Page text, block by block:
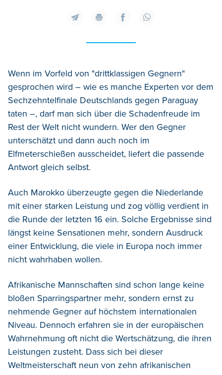
Wenn im Vorfeld von "drittklassigen Gegnern"
gesprochen wird – wie es manche Experten vor dem
Sechzehntelfinale Deutschlands gegen Paraguay
taten –, darf man sich über die Schadenfreude im
Rest der Welt nicht wundern. Wer den Gegner
unterschätzt und dann auch noch im
Elfmeterschießen ausscheidet, liefert die passende
Antwort gleich selbst.
Auch Marokko überzeugte gegen die Niederlande
mit einer starken Leistung und zog völlig verdient in
die Runde der letzten 16 ein. Solche Ergebnisse sind
längst keine Sensationen mehr, sondern Ausdruck
einer Entwicklung, die viele in Europa noch immer
nicht wahrhaben wollen.
Afrikanische Mannschaften sind schon lange keine
bloßen Sparringspartner mehr, sondern ernst zu
nehmende Gegner auf höchstem internationalen
Niveau. Dennoch erfahren sie in der europäischen
Wahrnehmung oft nicht die Wertschätzung, die ihren
Leistungen zusteht. Dass sich bei dieser
Weltmeisterschaft neun von zehn afrikanischen